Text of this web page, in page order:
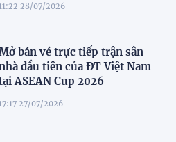
28/07/2026
bán vé trực tiếp trận sân
đầu tiên của ĐT Việt Nam
ASEAN Cup 2026
27/07/2026